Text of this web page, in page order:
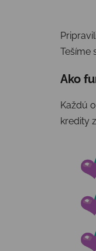
Tešíme
Ako
Každú
kredity